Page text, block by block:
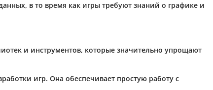
в то время как игры требуют знаний о графике и
и инструментов, которые значительно упрощают
игр. Она обеспечивает простую работу с